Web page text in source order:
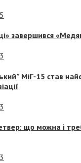
завершився
МіГ-15 став
що можна і